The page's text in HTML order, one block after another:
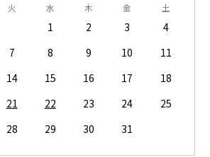
火 水 木 金 土
1 2 3
4
7 8 9 10
11
14 15 16 17
18
21 22 23 24
25
28 29 30 31